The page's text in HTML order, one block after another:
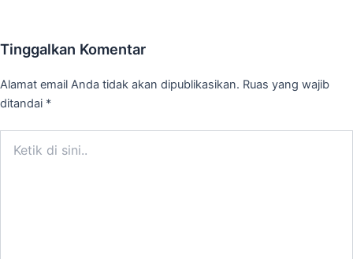
Tinggalkan Komentar
Alamat email Anda tidak akan dipublikasikan. Ruas yang wajib
ditandai *